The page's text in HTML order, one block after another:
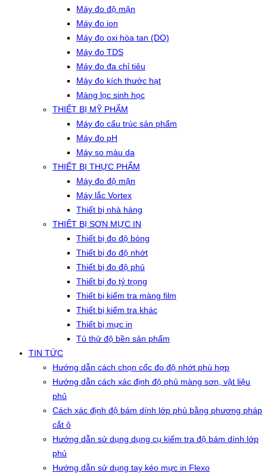
Máy đo độ mặn
Máy đo ion
Máy đo oxi hòa tan (DO)
Máy đo TDS
Máy đo đa chỉ tiêu
Máy đo kích thước hạt
Màng lọc sinh học
THIẾT BỊ MỸ PHẨM
Máy đo cấu trúc sản phẩm
Máy đo pH
Máy so màu da
THIẾT BỊ THỰC PHẨM
Máy đo độ mặn
Máy lắc Vortex
Thiết bị nhà hàng
THIẾT BỊ SƠN MỰC IN
Thiết bị đo độ bóng
Thiết bị đo độ nhớt
Thiết bị đo độ phủ
Thiết bị đo tỷ trọng
Thiết bị kiểm tra màng film
Thiết bị kiểm tra khác
Thiết bị mực in
Tủ thử độ bền sản phẩm
TIN TỨC
Hướng dẫn cách chọn cốc đo độ nhớt phù hợp
Hướng dẫn cách xác định độ phủ màng sơn, vật liệu
phủ
Cách xác định độ bám dính lớp phủ bằng phương pháp
cắt ô
Hướng dẫn sử dụng dụng cụ kiểm tra độ bám dính lớp
phủ
Hướng dẫn sử dụng tay kéo mực in Flexo